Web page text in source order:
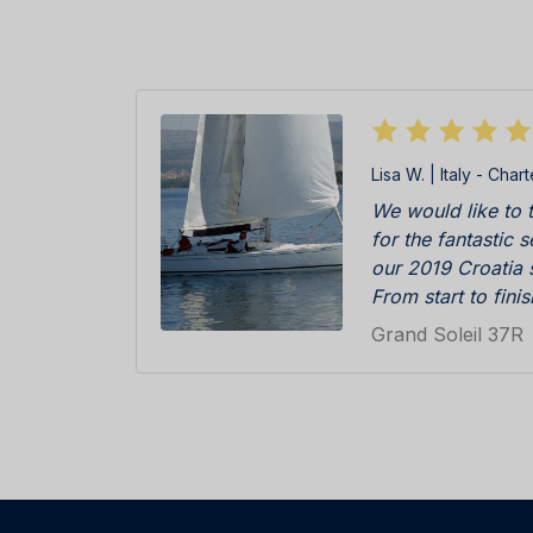
Lisa W. | Italy -
We would like to
for the fantastic
our 2019 Croatia
From start to
first class;
friendly during
and then check
was really
cleaning team,
Grand Soleil 37R